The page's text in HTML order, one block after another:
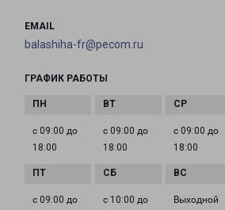
EMAIL
balashiha-fr@pecom.ru
ГРАФИК РАБОТЫ
с 09:00 до
18:00
с 09:00 до
18:00
с 09:00 до
18:00
с 09:00 до
с 10:00 до
Выходной